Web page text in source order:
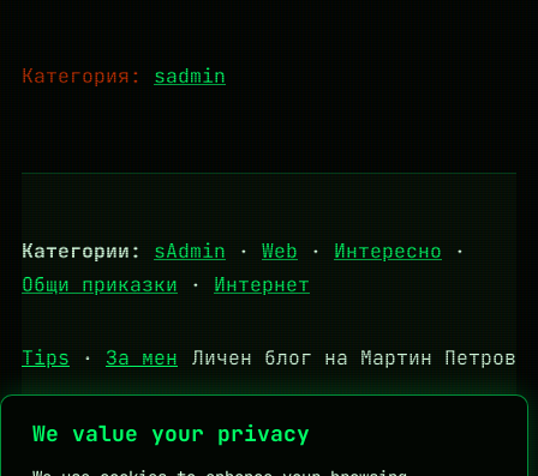
We value your privacy
Категория: sadmin
Категории: sAdmin · Web · Интересно ·
Общи приказки · Интернет
Tips · За мен Личен блог на Мартин Петров